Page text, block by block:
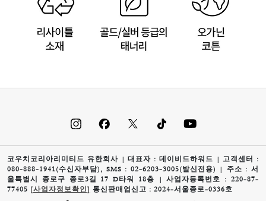
코우치코리아리미티드 유한회사 | 대표자 : 데이비드하워드 | 고객센터 :
080-888-1941(수신자부담), SMS : 02-6203-3005(발신전용) | 주소 : 서
울특별시 종로구 종로3길 17 D타워 18층 | 사업자등록번호 : 220-87-
77405
[사업자정보확인] 통신판매업신고 : 2024-서울종로-0336호